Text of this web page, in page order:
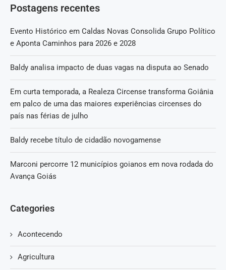
Postagens recentes
Evento Histórico em Caldas Novas Consolida Grupo Político
e Aponta Caminhos para 2026 e 2028
Baldy analisa impacto de duas vagas na disputa ao Senado
Em curta temporada, a Realeza Circense transforma Goiânia
em palco de uma das maiores experiências circenses do
país nas férias de julho
Baldy recebe título de cidadão novogamense
Marconi percorre 12 municípios goianos em nova rodada do
Avança Goiás
Categories
Acontecendo
Agricultura